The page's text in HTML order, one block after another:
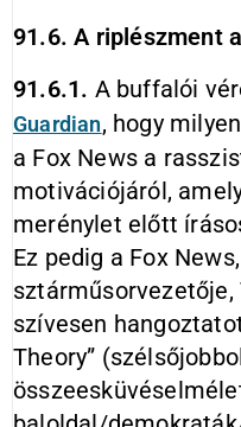
91.6. A riplészment
91.6.1. A buffalói
Guardian, hogy
a Fox News a
motivációjáról,
merénylet előtt
Ez pedig a Fox
szívesen
Theory”